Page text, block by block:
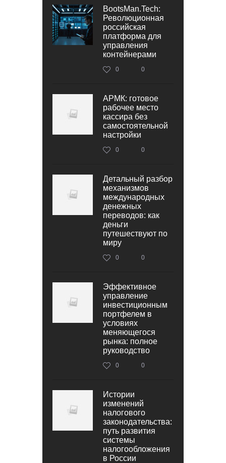
BootsMan.Tech:
Революционная
российская
платформа для
управления
контейнерами
0 0
АРМК: готовое
рабочее место
кассира без
самостоятельной
настройки
0 0
Детальный разбор
механизмов
международных
денежных
переводов: как
деньги
путешествуют по
миру
0 0
Эффективное
управление
инвестиционным
портфелем в
условиях
меняющегося
рынка: полное
руководство
0 0
Истории
изменений
налогового
законодательства:
путь развития
системы
налогообложения
в России